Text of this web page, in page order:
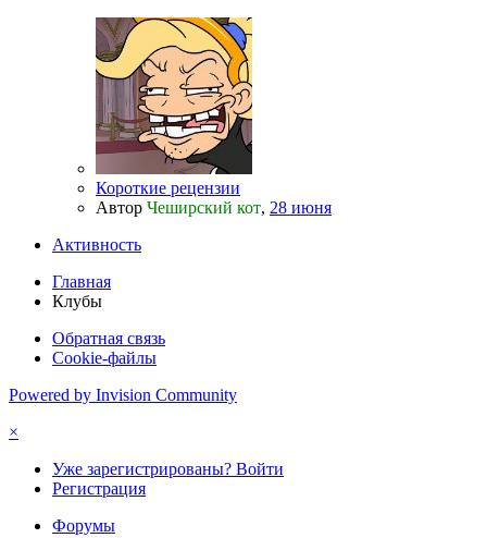
Короткие рецензии
Автор Чеширский кот, 28 июня
Активность
Главная
Клубы
Обратная связь
Cookie-файлы
Powered by Invision Community
×
Уже зарегистрированы? Войти
Регистрация
Форумы